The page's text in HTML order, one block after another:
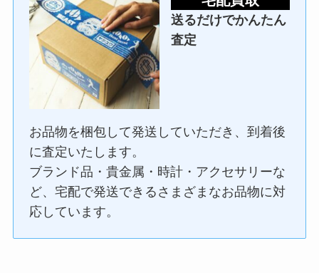
送るだけでかんたん
査定
お品物を梱包して発送していただき、到着後
に査定いたします。
ブランド品・貴金属・時計・アクセサリーな
ど、宅配で発送できるさまざまなお品物に対
応しています。